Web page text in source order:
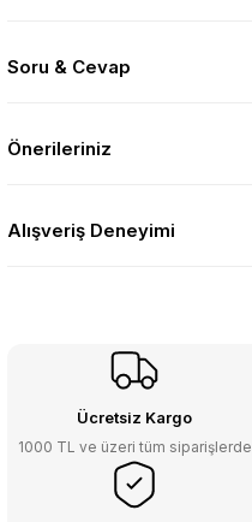
Soru & Cevap
Önerileriniz
Alışveriş Deneyimi
Ücretsiz Kargo
1000 TL ve üzeri tüm siparişlerde